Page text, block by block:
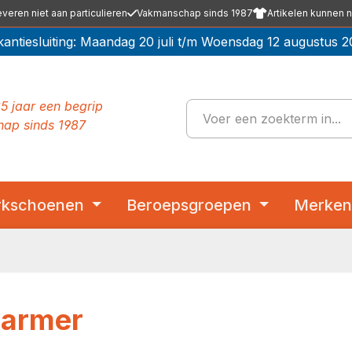
niet aan particulieren Vakmanschap sinds 1987 Artikelen kunnen
Maandag 20 juli t/m Woensdag 12 augustus
jaar een begrip
sinds 1987
Beroepsgroepen Merken